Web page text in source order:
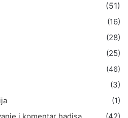
(51)
(16)
(28)
(25)
(46)
(3)
(1)
i komentar hadisa
(42)